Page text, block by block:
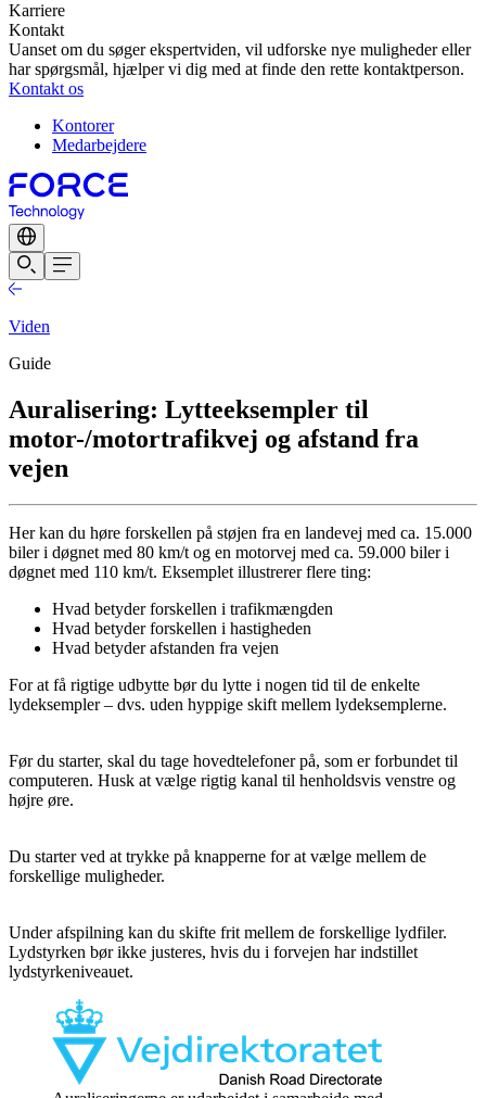
Karriere
Kontakt
Uanset om du søger ekspertviden, vil udforske nye muligheder eller
har spørgsmål, hjælper vi dig med at finde den rette kontaktperson.
Kontakt os
Kontorer
Medarbejdere
Viden
Guide
Auralisering: Lytteeksempler til
motor-/motortrafikvej og afstand fra
vejen
Her kan du høre forskellen på støjen fra en landevej med ca. 15.000
biler i døgnet med 80 km/t og en motorvej med ca. 59.000 biler i
døgnet med 110 km/t. Eksemplet illustrerer flere ting:
Hvad betyder forskellen i trafikmængden
Hvad betyder forskellen i hastigheden
Hvad betyder afstanden fra vejen
For at få rigtige udbytte bør du lytte i nogen tid til de enkelte
lydeksempler – dvs. uden hyppige skift mellem lydeksemplerne.
Før du starter, skal du tage hovedtelefoner på, som er forbundet til
computeren. Husk at vælge rigtig kanal til henholdsvis venstre og
højre øre.
Du starter ved at trykke på knapperne for at vælge mellem de
forskellige muligheder.
Under afspilning kan du skifte frit mellem de forskellige lydfiler.
Lydstyrken bør ikke justeres, hvis du i forvejen har indstillet
lydstyrkeniveauet.